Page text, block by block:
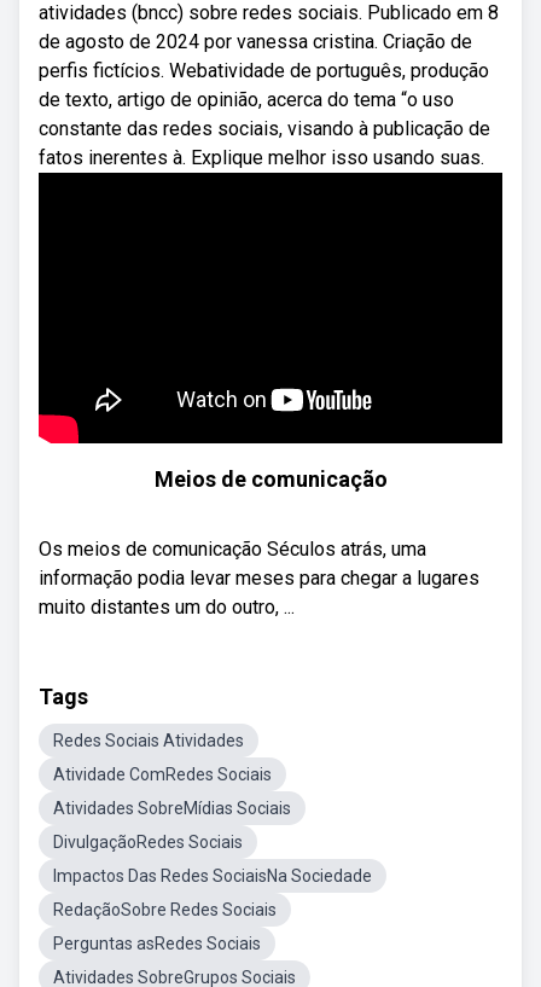
atividades (bncc) sobre redes sociais. Publicado em 8
de agosto de 2024 por vanessa cristina. Criação de
perfis fictícios. Webatividade de português, produção
de texto, artigo de opinião, acerca do tema “o uso
constante das redes sociais, visando à publicação de
fatos inerentes à. Explique melhor isso usando suas.
Meios de comunicação
Os meios de comunicação Séculos atrás, uma
informação podia levar meses para chegar a lugares
muito distantes um do outro, ...
Tags
Redes Sociais Atividades
Atividade ComRedes Sociais
Atividades SobreMídias Sociais
DivulgaçãoRedes Sociais
Impactos Das Redes SociaisNa Sociedade
RedaçãoSobre Redes Sociais
Perguntas asRedes Sociais
Atividades SobreGrupos Sociais